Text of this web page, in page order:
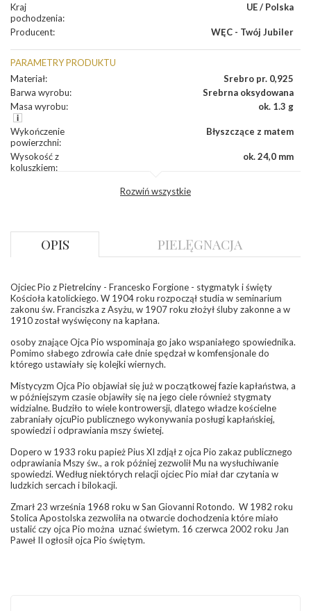
Kraj
pochodzenia:
UE / Polska
Producent: WĘC - Twój Jubiler
PARAMETRY PRODUKTU
Materiał:
Srebro pr. 0,925
Barwa wyrobu:
Srebrna oksydowana
Masa wyrobu: ok. 1.3 g
Wykończenie
powierzchni:
Błyszczące z matem
Wysokość z
koluszkiem:
ok. 24,0 mm
Bezpieczeństwo
- rodzaj
Nie nadaje się dla dzieci w wieku poniżej 3 lat
Elementy w wyrobie wykonane z białego złota
Rozwiń wszystkie
OPIS PIELĘGNACJA
Ojciec Pio z Pietrelciny - Francesko Forgione - stygmatyk i święty
Kościoła katolickiego. W 1904 roku rozpoczął studia w seminarium
zakonu św. Franciszka z Asyżu, w 1907 roku złożył śluby zakonne a w
1910 został wyświęcony na kapłana.
osoby znające Ojca Pio wspominaja go jako wspaniałego spowiednika.
Pomimo słabego zdrowia całe dnie spędzał w komfensjonale do
którego ustawiały się kolejki wiernych.
Mistycyzm Ojca Pio objawiał się już w początkowej fazie kapłaństwa, a
w późniejszym czasie objawiły się na jego ciele również stygmaty
widzialne. Budziło to wiele kontrowersji, dlatego władze kościelne
zabraniały ojcuPio publicznego wykonywania posługi kapłańskiej,
spowiedzi i odprawiania mszy świetej.
Dopero w 1933 roku papież Pius XI zdjął z ojca Pio zakaz publicznego
odprawiania Mszy św., a rok później zezwolił Mu na wysłuchiwanie
spowiedzi. Według niektórych relacji ojciec Pio miał dar czytania w
ludzkich sercach i bilokacji.
Zmarł 23 września 1968 roku w San Giovanni Rotondo. W 1982 roku
Stolica Apostolska zezwoliła na otwarcie dochodzenia które miało
ustalić czy ojca Pio można uznać świetym. 16 czerwca 2002 roku Jan
Paweł II ogłosił ojca Pio świętym.